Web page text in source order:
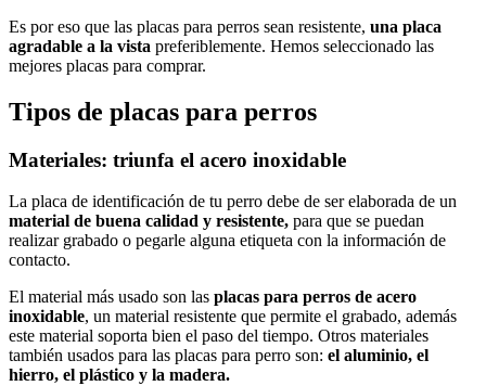
Es por eso que las placas para perros sean resistente, una placa
agradable a la vista preferiblemente. Hemos seleccionado las
mejores placas para comprar.
Tipos de placas para perros
Materiales: triunfa el acero inoxidable
La placa de identificación de tu perro debe de ser elaborada de un
material de buena calidad y resistente, para que se puedan
realizar grabado o pegarle alguna etiqueta con la información de
contacto.
El material más usado son las placas para perros de acero
inoxidable, un material resistente que permite el grabado, además
este material soporta bien el paso del tiempo. Otros materiales
también usados para las placas para perro son: el aluminio, el
hierro, el plástico y la madera.